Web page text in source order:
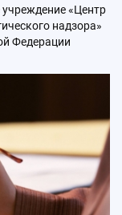
«Центр
надзора»
Федерации